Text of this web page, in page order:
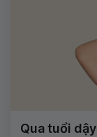
Qua tuổi